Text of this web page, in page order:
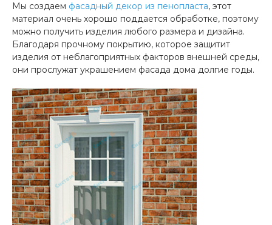
Мы создаем фасадный декор из пенопласта, этот
материал очень хорошо поддается обработке, поэтому
можно получить изделия любого размера и дизайна.
Благодаря прочному покрытию, которое защитит
изделия от неблагоприятных факторов внешней среды,
они прослужат украшением фасада дома долгие годы.